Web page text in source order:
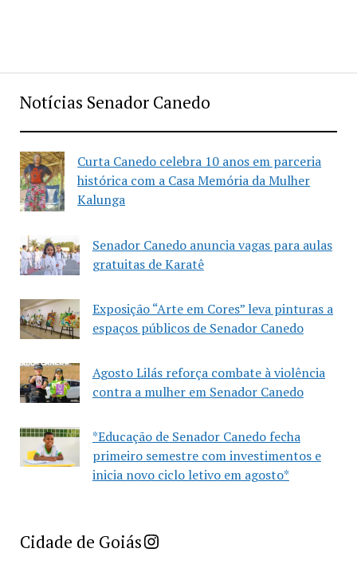
Notícias Senador Canedo
Curta Canedo celebra 10 anos em parceria
histórica com a Casa Memória da Mulher
Kalunga
Senador Canedo anuncia vagas para aulas
gratuitas de Karatê
Exposição “Arte em Cores” leva pinturas a
espaços públicos de Senador Canedo
Agosto Lilás reforça combate à violência
contra a mulher em Senador Canedo
*Educação de Senador Canedo fecha
primeiro semestre com investimentos e
inicia novo ciclo letivo em agosto*
Cidade de GoiásImprensa Criativa da Cidade de Goiás